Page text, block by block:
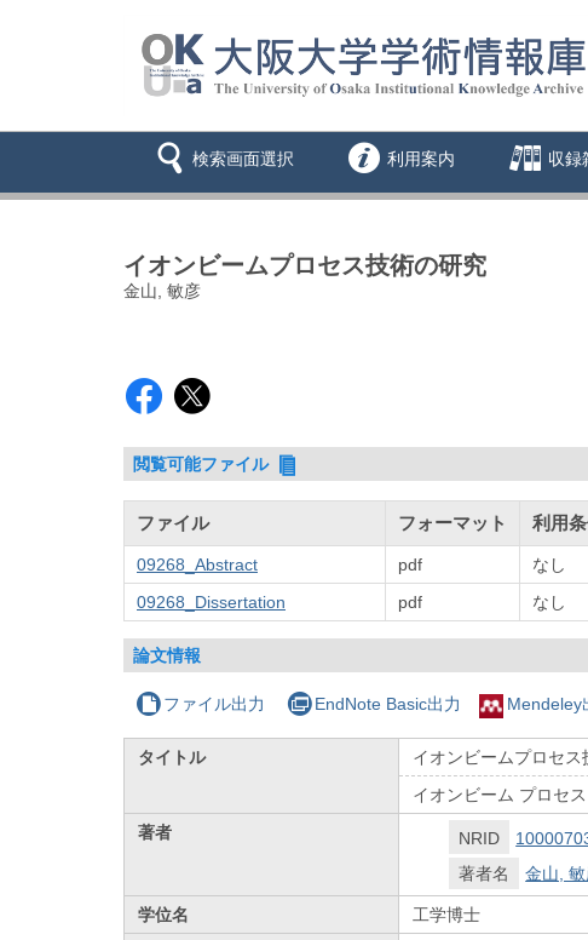
検索画面選択 利用案内 収録
イオンビームプロセス技術の研究
金山, 敏彦
閲覧可能ファイル
ファイル フォーマット 利用
09268_Abstract pdf なし
09268_Dissertation
pdf なし
論文情報
ファイル出力 EndNote Basic出力 Mendeley
タイトル
イオンビームプロセス
イオンビーム プロセ
著者
NRID
著者名
金山,
学位名
工学博士